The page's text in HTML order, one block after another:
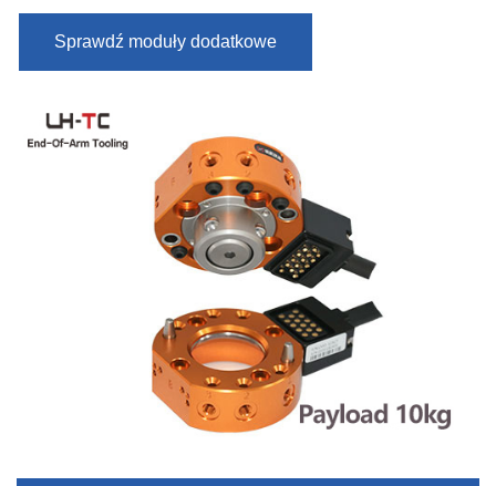
Sprawdź moduły dodatkowe